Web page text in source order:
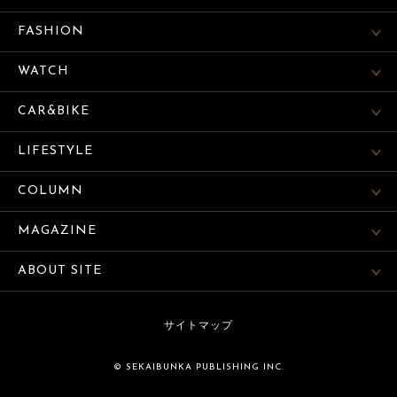
FASHION
WATCH
CAR&BIKE
LIFESTYLE
COLUMN
MAGAZINE
ABOUT SITE
サイトマップ
© SEKAIBUNKA PUBLISHING INC.